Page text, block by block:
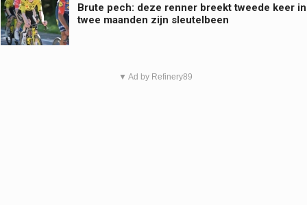
Brute pech: deze renner breekt tweede keer in
twee maanden zijn sleutelbeen
▼ Ad by Refinery89